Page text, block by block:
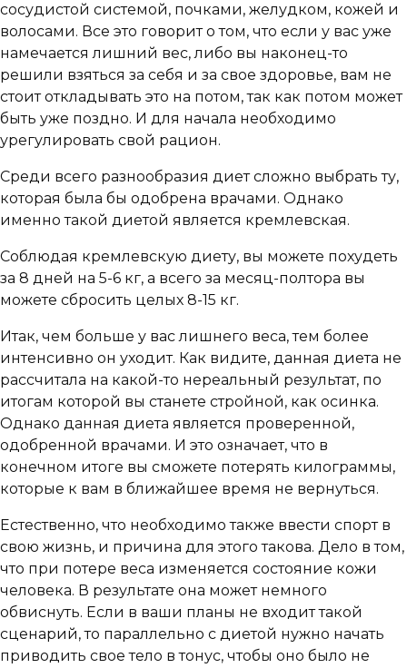
сосудистой системой, почками, желудком, кожей и
волосами. Все это говорит о том, что если у вас уже
намечается лишний вес, либо вы наконец-то
решили взяться за себя и за свое здоровье, вам не
стоит откладывать это на потом, так как потом может
быть уже поздно. И для начала необходимо
урегулировать свой рацион.
Среди всего разнообразия диет сложно выбрать ту,
которая была бы одобрена врачами. Однако
именно такой диетой является кремлевская.
Соблюдая кремлевскую диету, вы можете похудеть
за 8 дней на 5-6 кг, а всего за месяц-полтора вы
можете сбросить целых 8-15 кг.
Итак, чем больше у вас лишнего веса, тем более
интенсивно он уходит. Как видите, данная диета не
рассчитала на какой-то нереальный результат, по
итогам которой вы станете стройной, как осинка.
Однако данная диета является проверенной,
одобренной врачами. И это означает, что в
конечном итоге вы сможете потерять килограммы,
которые к вам в ближайшее время не вернуться.
Естественно, что необходимо также ввести спорт в
свою жизнь, и причина для этого такова. Дело в том,
что при потере веса изменяется состояние кожи
человека. В результате она может немного
обвиснуть. Если в ваши планы не входит такой
сценарий, то параллельно с диетой нужно начать
приводить свое тело в тонус, чтобы оно было не